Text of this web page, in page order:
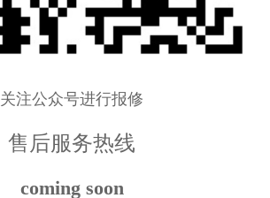
关注公众号进行报修
售后服务热线
coming soon